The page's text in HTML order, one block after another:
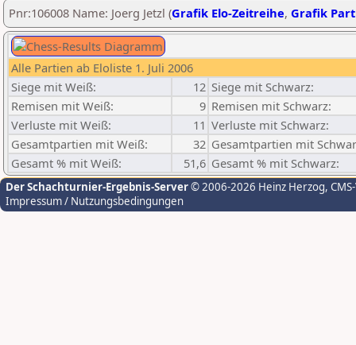
Pnr:106008 Name: Joerg Jetzl (Grafik Elo-Zeitreihe, Grafik
Alle Partien ab Eloliste 1. Juli 2006
Siege mit Weiß:
12 Siege mit Schwarz:
Remisen mit Weiß:
9 Remisen mit Schwarz:
Verluste mit Weiß:
11 Verluste mit Schwarz:
Gesamtpartien mit Weiß:
32 Gesamtpartien mit
Gesamt % mit Weiß:
51,6 Gesamt % mit Schwarz:
Der Schachturnier-Ergebnis-Server© 2006-2026 Heinz Herzog,
Impressum / Nutzungsbedingungen